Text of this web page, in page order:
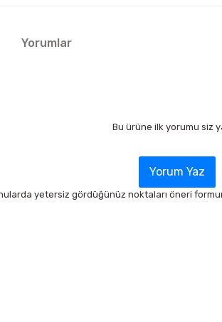
Yorumlar
Bu ürüne ilk yorumu siz
Yorum Yaz
yetersiz gördüğünüz noktaları öneri